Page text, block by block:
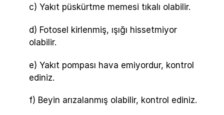
c) Yakıt püskürtme memesi tıkalı olabilir.
d) Fotosel kirlenmiş, ışığı hissetmiyor
olabilir.
e) Yakıt pompası hava emiyordur, kontrol
ediniz.
f) Beyin arızalanmış olabilir, kontrol ediniz.